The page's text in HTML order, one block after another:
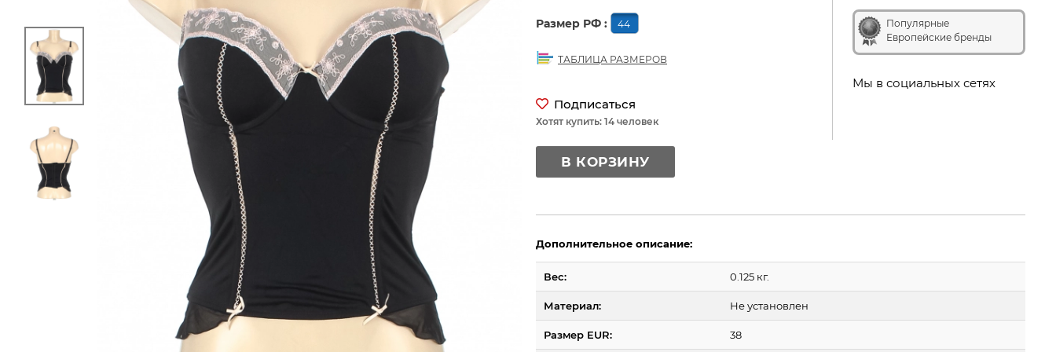
Популярные
Европейские бренды
Мы в социальных сетях
Размер РФ : 44
ТАБЛИЦА РАЗМЕРОВ
Подписаться
Хотят купить: 14 человек
В КОРЗИНУ
Дополнительное описание:
Вес: 0.125 кг.
Материал: Не установлен
Размер EUR: 38